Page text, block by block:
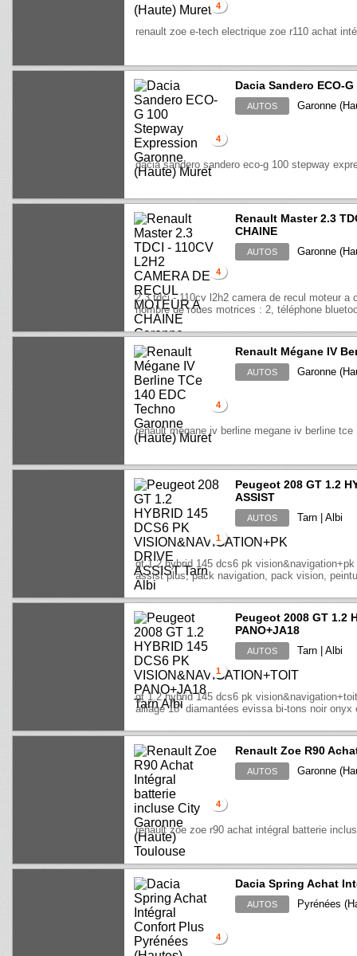
4
renault zoe e-tech electrique zoe r110 achat
4
Dacia Sandero ECO-
AUTOS Garonne
dacia sandero sandero eco-g 100 stepway
4
Renault Master 2.3
CHAINE
AUTOS Garonne
2.3 tdci - 110cv l2h2 camera de recul moteur
nombre de roues motrices : 2, téléphone
4
Renault Mégane IV
AUTOS Garonne
renault megane iv berline megane iv berline tce
1
Peugeot 208 GT 1.2
ASSIST
AUTOS Tarn | Albi
gt 1.2 hybrid 145 dcs6 pk
assist plus, pack navigation, pack vision,
1
Peugeot 2008 GT 1.2
PANO+JA18
AUTOS Tarn | Albi
gt 1.2 hybrid 145 dcs6 pk
alliage 18'' diamantées evissa bi-tons noir
4
Renault Zoe R90
AUTOS Garonne
renault zoe zoe r90 achat intégral batterie
4
Dacia Spring Achat
AUTOS Pyrénées